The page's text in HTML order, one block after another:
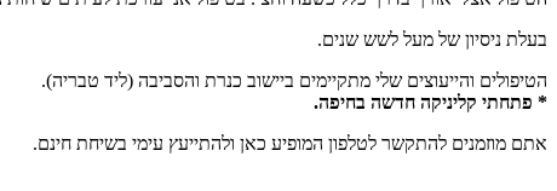
בעלת ניסיון של מעל לשש שנים.
הטיפולים והייעוצים שלי מתקיימים ביישוב כנרת והסביבה (ליד טבריה).
* פתחתי קליניקה חדשה בחיפה.
אתם מוזמנים להתקשר לטלפון המופיע כאן ולהתייעץ עימי בשיחת חינם.